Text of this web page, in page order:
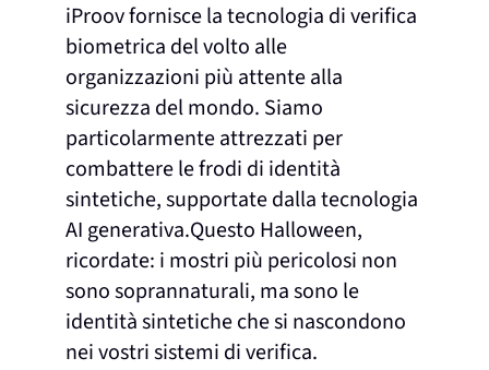
iProov fornisce la tecnologia di verifica
biometrica del volto alle
organizzazioni più attente alla
sicurezza del mondo. Siamo
particolarmente attrezzati per
combattere le frodi di identità
sintetiche, supportate dalla tecnologia
AI generativa.Questo Halloween,
ricordate: i mostri più pericolosi non
sono soprannaturali, ma sono le
identità sintetiche che si nascondono
nei vostri sistemi di verifica.